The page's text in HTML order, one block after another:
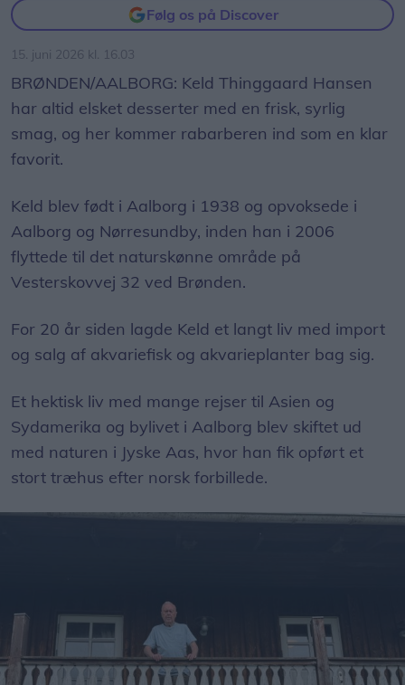
Følg os på Discover
15. juni 2026 kl. 16.03
BRØNDEN/AALBORG: Keld Thinggaard Hansen
har altid elsket desserter med en frisk, syrlig
smag, og her kommer rabarberen ind som en klar
favorit.
Keld blev født i Aalborg i 1938 og opvoksede i
Aalborg og Nørresundby, inden han i 2006
flyttede til det naturskønne område på
Vesterskovvej 32 ved Brønden.
For 20 år siden lagde Keld et langt liv med import
og salg af akvariefisk og akvarieplanter bag sig.
Et hektisk liv med mange rejser til Asien og
Sydamerika og bylivet i Aalborg blev skiftet ud
med naturen i Jyske Aas, hvor han fik opført et
stort træhus efter norsk forbillede.